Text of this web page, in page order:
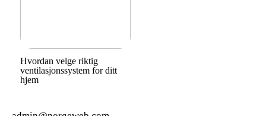
Hvordan velge riktig
ventilasjonssystem for ditt
hjem